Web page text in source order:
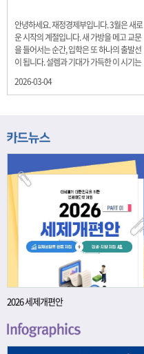
전달드립니다.
안녕하세요. 재정경제부입니다. 3월은 새로
운 시작의 계절입니다. 새 가방을 메고 교문
을 들어서는 순간, 입학은 또 하나의 출발선
이 됩니다. 설렘과 기대가 가득한 이 시기는
래를 준비하는 첫 걸음이기도 합니다. 입학
니다. 배움이 쌓이는 시간, 인적자본 학교에
가는 과정입니다. 수업을 통해 배우는 전공
지식, 친구들과의 협업, 다양한 활동 속에서
얻는 문제 해결 경험은 모두 개인의 역량으
로 축적됩니다. 경제학에서는 이.......
2026-03-04
2026 세제개편안